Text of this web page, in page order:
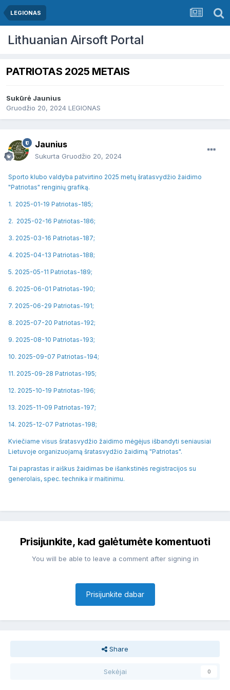
LEGIONAS
Lithuanian Airsoft Portal
PATRIOTAS 2025 METAIS
Sukūrė Jaunius
Gruodžio 20, 2024 LEGIONAS
Jaunius
Sukurta Gruodžio 20, 2024
Sporto klubo valdyba patvirtino 2025 metų šratasvydžio žaidimo
"Patriotas" renginių grafiką.
1. 2025-01-19 Patriotas-185;
2. 2025-02-16 Patriotas-186;
3. 2025-03-16 Patriotas-187;
4. 2025-04-13 Patriotas-188;
5. 2025-05-11 Patriotas-189;
6. 2025-06-01 Patriotas-190;
7. 2025-06-29 Patriotas-191;
8. 2025-07-20 Patriotas-192;
9. 2025-08-10 Patriotas-193;
10. 2025-09-07 Patriotas-194;
11. 2025-09-28 Patriotas-195;
12. 2025-10-19 Patriotas-196;
13. 2025-11-09 Patriotas-197;
14. 2025-12-07 Patriotas-198;
Kviečiame visus šratasvydžio žaidimo mėgėjus išbandyti seniausiai
Lietuvoje organizuojamą šratasvydžio žaidimą "Patriotas".
Tai paprastas ir aiškus žaidimas be išankstinės registracijos su
generolais, spec. technika ir maitinimu.
Prisijunkite, kad galėtumėte komentuoti
You will be able to leave a comment after signing in
Prisijunkite dabar
Share
Sekėjai 0